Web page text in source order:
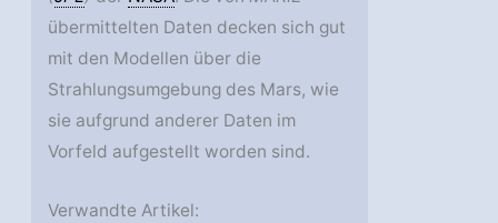
übermittelten Daten decken sich gut
mit den Modellen über die
Strahlungsumgebung des Mars, wie
sie aufgrund anderer Daten im
Vorfeld aufgestellt worden sind.
Verwandte Artikel: